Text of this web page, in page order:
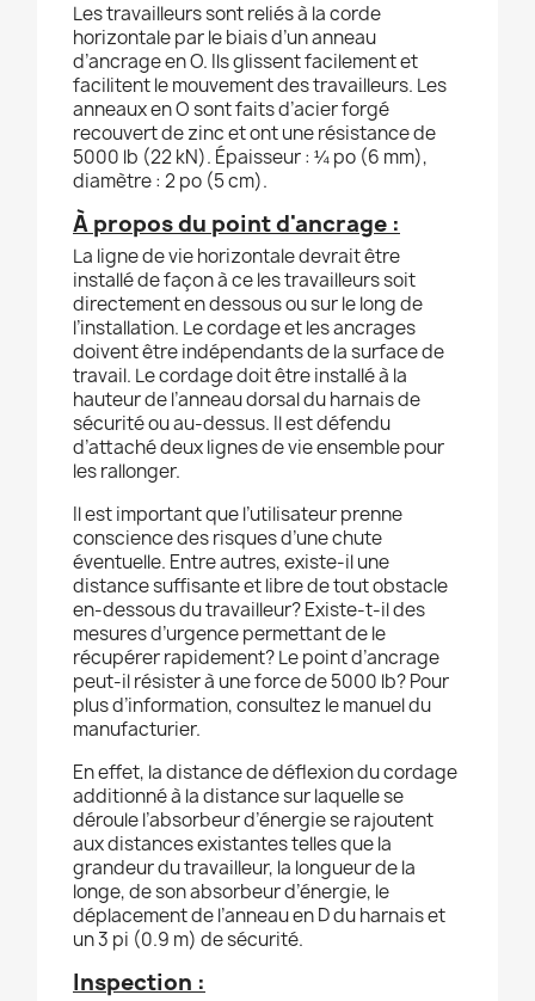
Les travailleurs sont reliés à la corde
horizontale par le biais d’un anneau
d’ancrage en O. Ils glissent facilement et
facilitent le mouvement des travailleurs. Les
anneaux en O sont faits d’acier forgé
recouvert de zinc et ont une résistance de
5000 lb (22 kN). Épaisseur : ¼ po (6 mm),
diamètre : 2 po (5 cm).
À propos du point d'ancrage :
La ligne de vie horizontale devrait être
installé de façon à ce les travailleurs soit
directement en dessous ou sur le long de
l’installation. Le cordage et les ancrages
doivent être indépendants de la surface de
travail. Le cordage doit être installé à la
hauteur de l’anneau dorsal du harnais de
sécurité ou au-dessus. Il est défendu
d’attaché deux lignes de vie ensemble pour
les rallonger.
Il est important que l’utilisateur prenne
conscience des risques d’une chute
éventuelle. Entre autres, existe-il une
distance suffisante et libre de tout obstacle
en-dessous du travailleur? Existe-t-il des
mesures d’urgence permettant de le
récupérer rapidement? Le point d’ancrage
peut-il résister à une force de 5000 lb? Pour
plus d’information, consultez le manuel du
manufacturier.
En effet, la distance de déflexion du cordage
additionné à la distance sur laquelle se
déroule l’absorbeur d’énergie se rajoutent
aux distances existantes telles que la
grandeur du travailleur, la longueur de la
longe, de son absorbeur d’énergie, le
déplacement de l’anneau en D du harnais et
un 3 pi (0.9 m) de sécurité.
Inspection :